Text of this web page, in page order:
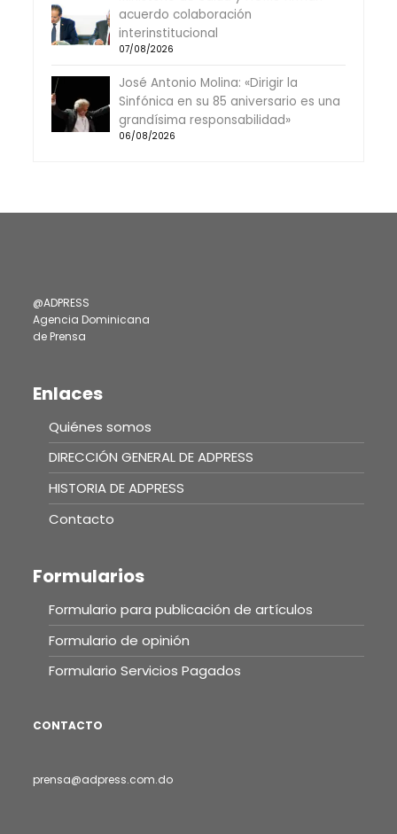
acuerdo colaboración
interinstitucional
07/08/2026
José Antonio Molina: «Dirigir la
Sinfónica en su 85 aniversario es una
grandísima responsabilidad»
06/08/2026
@ADPRESS
Agencia Dominicana
de Prensa
Enlaces
Quiénes somos
DIRECCIÓN GENERAL DE ADPRESS
HISTORIA DE ADPRESS
Contacto
Formularios
Formulario para publicación de artículos
Formulario de opinión
Formulario Servicios Pagados
CONTACTO
prensa@adpress.com.do